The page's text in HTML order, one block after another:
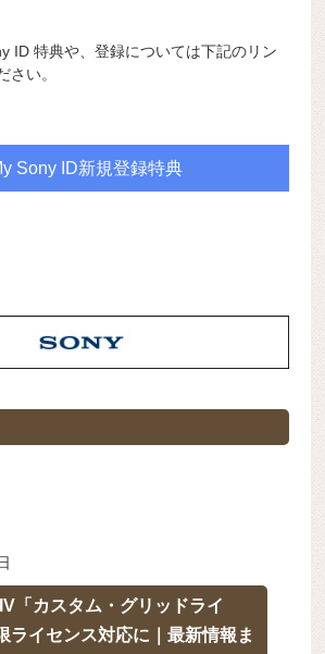
ID 特典や、登録については下記のリン
さい。
Sony ID新規登録特典
「カスタム・グリッドライ
ライセンス対応に｜最新情報ま